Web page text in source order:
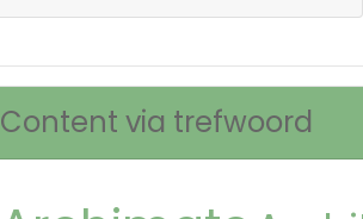
Content via trefwoord